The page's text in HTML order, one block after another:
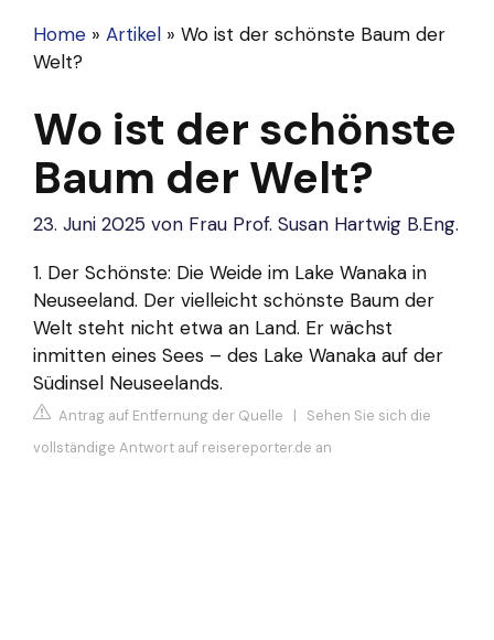
Home » Artikel » Wo ist der schönste Baum der
Welt?
Wo ist der schönste
Baum der Welt?
23. Juni 2025 von Frau Prof. Susan Hartwig B.Eng.
1. Der Schönste: Die Weide im Lake Wanaka in
Neuseeland. Der vielleicht schönste Baum der
Welt steht nicht etwa an Land. Er wächst
inmitten eines Sees – des Lake Wanaka auf der
Südinsel Neuseelands.
Antrag auf Entfernung der Quelle | Sehen Sie sich die
vollständige Antwort auf reisereporter.de an